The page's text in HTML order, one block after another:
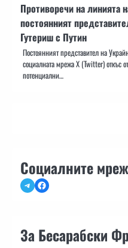
Противоречи на линията
постоянният
Гутериш с Путин
Постоянният представител на
социалната мрежа X (Twitter) откъс
потенциални…
Социалните
TelegramFacebook
За Бесарабски